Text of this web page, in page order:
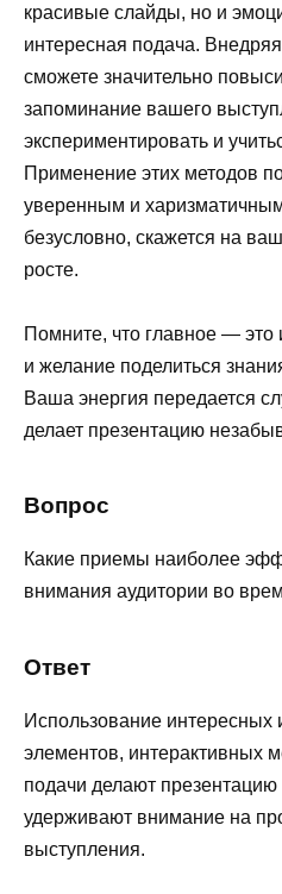
красивые слайды, но и
интересная подача.
сможете значительно
запоминание вашего
экспериментировать и
Применение этих методов
уверенным и
безусловно, скажется на
росте.
Помните, что главное — это
и желание поделиться
Ваша энергия передается
делает презентацию
Вопрос
Какие приемы наиболее
внимания аудитории во
Ответ
Использование интересных
элементов, интерактивных
подачи делают
удерживают внимание на
выступления.